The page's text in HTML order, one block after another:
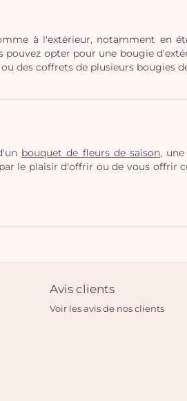
à l'extérieur, notamment en
opter pour une bougie
des coffrets de plusieurs bougies
bouquet de fleurs de saison,
le plaisir d'offrir ou de vous offrir
Avis clients
Voir les avis de nos clients